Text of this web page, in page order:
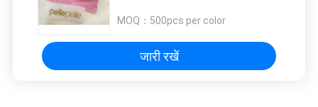
MOQ： 500pcs per color
जारी रखें